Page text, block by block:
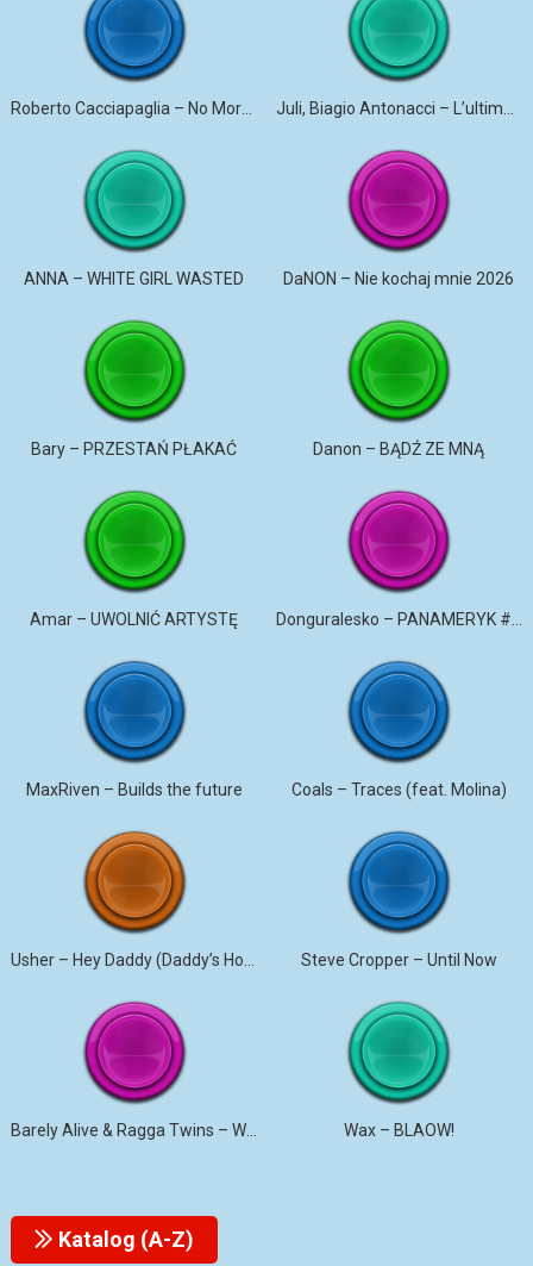
Roberto Cacciapaglia – No More Violence
ANNA – WHITE GIRL WASTED DaNON – Nie kochaj mnie 2026
Bary – PRZESTAŃ PŁAKAĆ Danon – BĄDŹ ZE MNĄ
Amar – UWOLNIĆ ARTYSTĘ
MaxRiven – Builds the future Coals – Traces (feat. Molina)
Steve Cropper – Until Now
Barely Alive & Ragga Twins – We Set It Wax – BLAOW!
Katalog (A-Z)